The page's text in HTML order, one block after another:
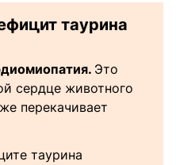
таурина
Это
сердце животного
перекачивает
таурина